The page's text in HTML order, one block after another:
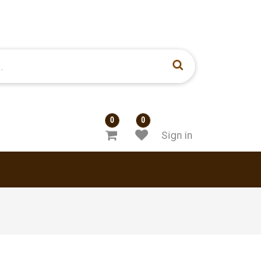
0 0
Sign in